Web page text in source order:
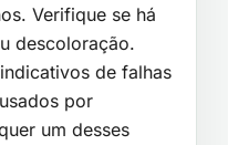
Verifique se há
descoloração.
de falhas
por
um desses